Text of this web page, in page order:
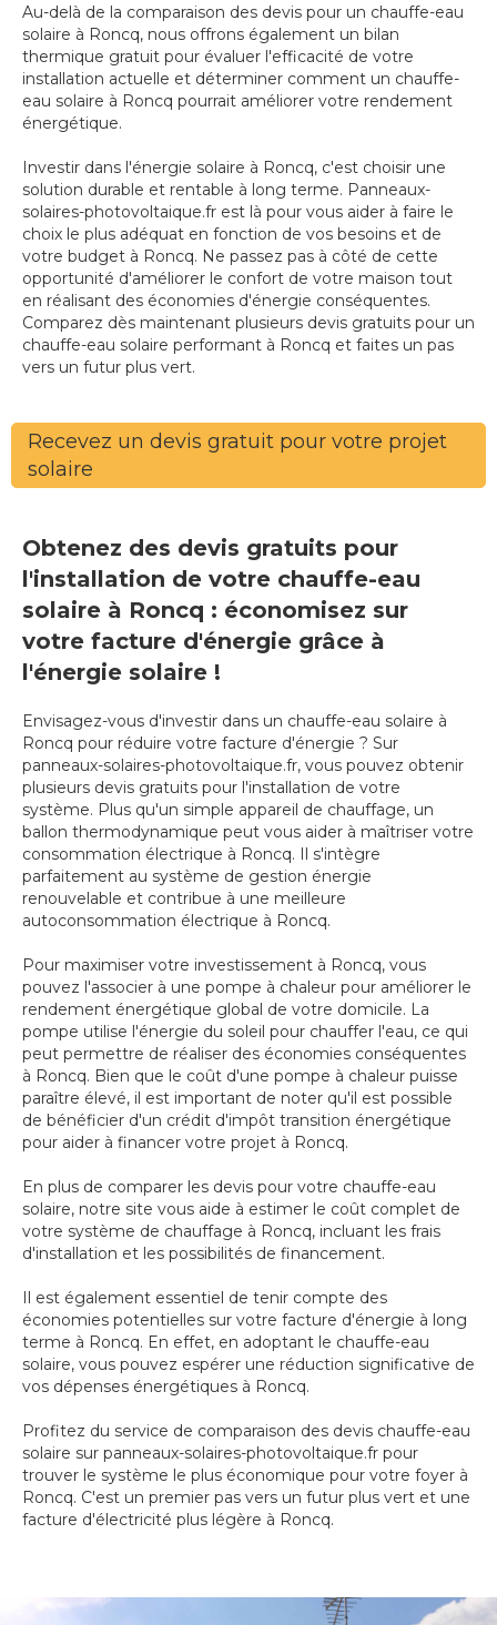
Au-delà de la comparaison des devis pour un chauffe-eau
solaire à Roncq, nous offrons également un bilan
thermique gratuit pour évaluer l'efficacité de votre
installation actuelle et déterminer comment un chauffe-
eau solaire à Roncq pourrait améliorer votre rendement
énergétique.
Investir dans l'énergie solaire à Roncq, c'est choisir une
solution durable et rentable à long terme. Panneaux-
solaires-photovoltaique.fr est là pour vous aider à faire le
choix le plus adéquat en fonction de vos besoins et de
votre budget à Roncq. Ne passez pas à côté de cette
opportunité d'améliorer le confort de votre maison tout
en réalisant des économies d'énergie conséquentes.
Comparez dès maintenant plusieurs devis gratuits pour un
chauffe-eau solaire performant à Roncq et faites un pas
vers un futur plus vert.
Recevez un devis gratuit pour votre projet
solaire
Obtenez des devis gratuits pour
l'installation de votre chauffe-eau
solaire à Roncq : économisez sur
votre facture d'énergie grâce à
l'énergie solaire !
Envisagez-vous d'investir dans un chauffe-eau solaire à
Roncq pour réduire votre facture d'énergie ? Sur
panneaux-solaires-photovoltaique.fr, vous pouvez obtenir
plusieurs devis gratuits pour l'installation de votre
système. Plus qu'un simple appareil de chauffage, un
ballon thermodynamique peut vous aider à maîtriser votre
consommation électrique à Roncq. Il s'intègre
parfaitement au système de gestion énergie
renouvelable et contribue à une meilleure
autoconsommation électrique à Roncq.
Pour maximiser votre investissement à Roncq, vous
pouvez l'associer à une pompe à chaleur pour améliorer le
rendement énergétique global de votre domicile. La
pompe utilise l'énergie du soleil pour chauffer l'eau, ce qui
peut permettre de réaliser des économies conséquentes
à Roncq. Bien que le coût d'une pompe à chaleur puisse
paraître élevé, il est important de noter qu'il est possible
de bénéficier d'un crédit d'impôt transition énergétique
pour aider à financer votre projet à Roncq.
En plus de comparer les devis pour votre chauffe-eau
solaire, notre site vous aide à estimer le coût complet de
votre système de chauffage à Roncq, incluant les frais
d'installation et les possibilités de financement.
Il est également essentiel de tenir compte des
économies potentielles sur votre facture d'énergie à long
terme à Roncq. En effet, en adoptant le chauffe-eau
solaire, vous pouvez espérer une réduction significative de
vos dépenses énergétiques à Roncq.
Profitez du service de comparaison des devis chauffe-eau
solaire sur panneaux-solaires-photovoltaique.fr pour
trouver le système le plus économique pour votre foyer à
Roncq. C'est un premier pas vers un futur plus vert et une
facture d'électricité plus légère à Roncq.